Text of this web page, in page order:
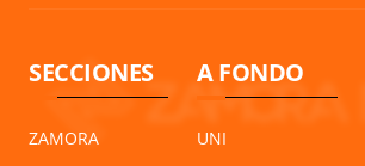
SECCIONES
ZAMORA
A FONDO
UNI